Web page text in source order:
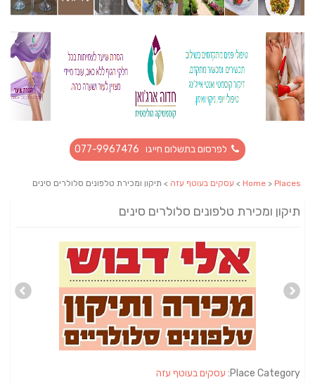
לפרסום בתשלום חייגו 077-9967476
Home > Places
> עסקים בעוטף עזה > תיקון ומכירת טלפונים סלולרים סינים
תיקון ומכירת טלפונים סלולרים סינים
Place Category: עסקים בעוטף עזה